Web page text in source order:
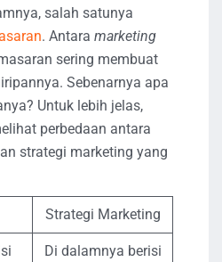
salah satunya
. Antara marketing
sering membuat
Sebenarnya apa
Untuk lebih jelas,
perbedaan antara
strategi marketing yang
Strategi Marketing
Di dalamnya berisi